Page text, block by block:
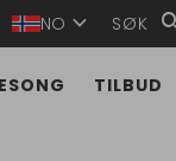
TILBUD
NO expand_more SØK